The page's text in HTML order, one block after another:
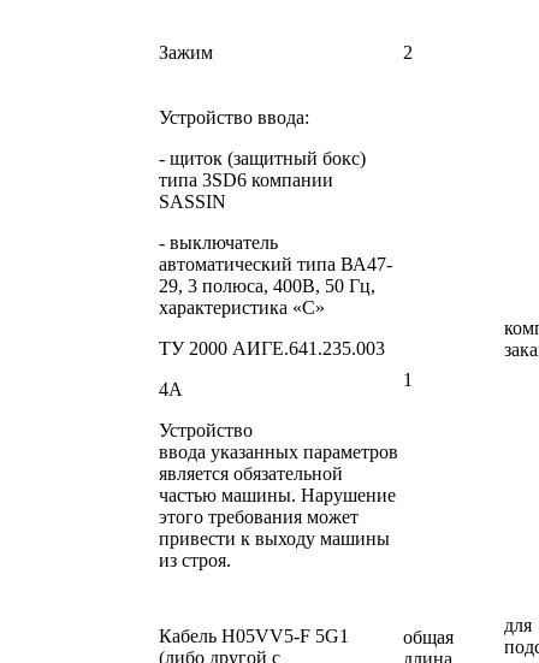
Зажим 2
Устройство ввода:
- щиток (защитный бокс)
типа 3SD6 компании
SASSIN
- выключатель
автоматический типа ВА47-
29, 3 полюса, 400В, 50 Гц,
характеристика «С»
ТУ 2000 АИГЕ.641.235.003
4А
Устройство
ввода указанных параметров
является обязательной
частью машины. Нарушение
этого требования может
привести к выходу машины
из строя.
1
Кабель Н05VV5-F 5G1
(либо другой с
общая
длина
для